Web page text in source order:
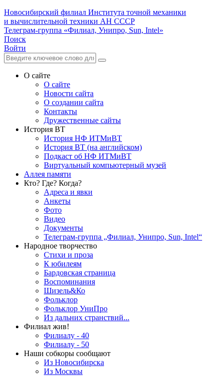
Новосибирский филиал Института точной механики
и вычислительной техники АН СССР
Телеграм-группа «Филиал, Унипро, Sun, Intel»
Поиск
Войти
О сайте
О сайте
Новости сайта
О создании сайта
Контакты
Дружественные сайты
История ВТ
История НФ ИТМиВТ
История ВТ (на английском)
Подкаст об НФ ИТМиВТ
Виртуальный компьютерный музей
Аллея памяти
Кто? Где? Когда?
Адреса и явки
Анкеты
Фото
Видео
Документы
Телеграм-группа „Филиал, Унипро, Sun, Intel“
Народное творчество
Стихи и проза
К юбилеям
Бардовская страница
Воспоминания
Шизель&Ко
Фольклор
Фольклор УниПро
Из дальних странствий...
Филиал жив!
Филиалу - 40
Филиалу - 50
Наши собкоры сообщают
Из Новосибирска
Из Москвы